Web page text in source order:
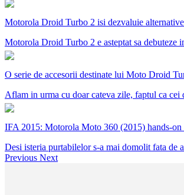
Motorola Droid Turbo 2 isi dezvaluie
Motorola Droid Turbo 2 e asteptat sa debuteze
O serie de accesorii destinate lui Moto Droid
Aflam in urma cu doar cateva zile, faptul ca cei
IFA 2015: Motorola Moto 360 (2015) hands-
Desi isteria purtabilelor s-a mai domolit fata de
Previous Next